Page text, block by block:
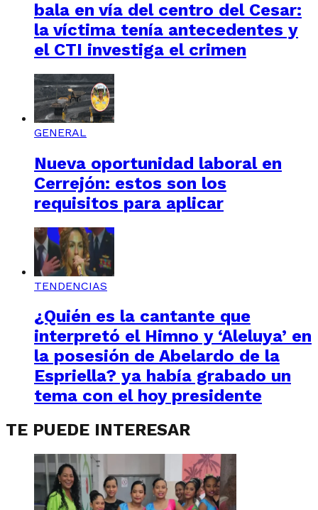
bala en vía del centro del Cesar:
la víctima tenía antecedentes y
el CTI investiga el crimen
GENERAL
Nueva oportunidad laboral en
Cerrejón: estos son los
requisitos para aplicar
TENDENCIAS
¿Quién es la cantante que
interpretó el Himno y ‘Aleluya’ en
la posesión de Abelardo de la
Espriella? ya había grabado un
tema con el hoy presidente
TE PUEDE INTERESAR